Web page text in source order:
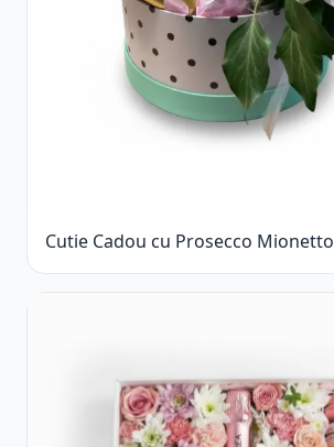
Cutie Cadou cu Prosecco Mionetto
Ferrero Rocher și Flori Pastelate